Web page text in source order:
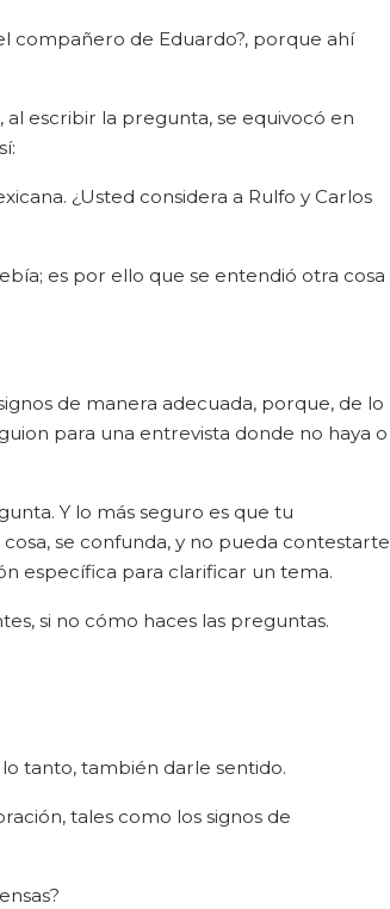
compañero de Eduardo?, porque ahí
escribir la pregunta, se equivocó en
¿Usted considera a Rulfo y Carlos
es por ello que se entendió otra cosa
de manera adecuada, porque, de lo
para una entrevista donde no haya o
Y lo más seguro es que tu
se confunda, y no pueda contestarte
específica para clarificar un tema.
si no cómo haces las preguntas.
tanto, también darle sentido.
tales como los signos de